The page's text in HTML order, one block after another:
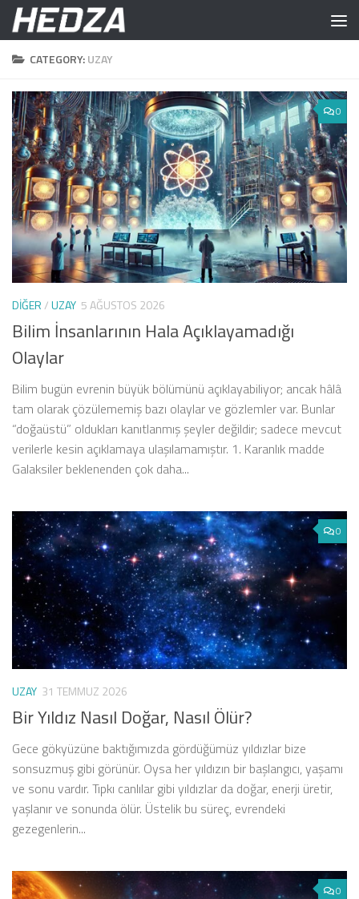
Skip to content
CATEGORY:UZAY
0
DIĞER/UZAY 5 AĞUSTOS 2026
Bilim İnsanlarının Hala Açıklayamadığı
Olaylar
Bilim bugün evrenin büyük bölümünü açıklayabiliyor; ancak hâlâ
tam olarak çözülememiş bazı olaylar ve gözlemler var. Bunlar
“doğaüstü” oldukları kanıtlanmış şeyler değildir; sadece mevcut
verilerle kesin açıklamaya ulaşılamamıştır. 1. Karanlık madde
Galaksiler beklenenden çok daha...
0
UZAY 31 TEMMUZ 2026
Bir Yıldız Nasıl Doğar, Nasıl Ölür?
Gece gökyüzüne baktığımızda gördüğümüz yıldızlar bize
sonsuzmuş gibi görünür. Oysa her yıldızın bir başlangıcı, yaşamı
ve sonu vardır. Tıpkı canlılar gibi yıldızlar da doğar, enerji üretir,
yaşlanır ve sonunda ölür. Üstelik bu süreç, evrendeki
gezegenlerin...
0